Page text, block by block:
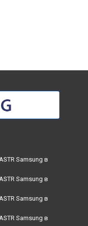
Samsung в
Samsung в
Samsung в
Samsung в